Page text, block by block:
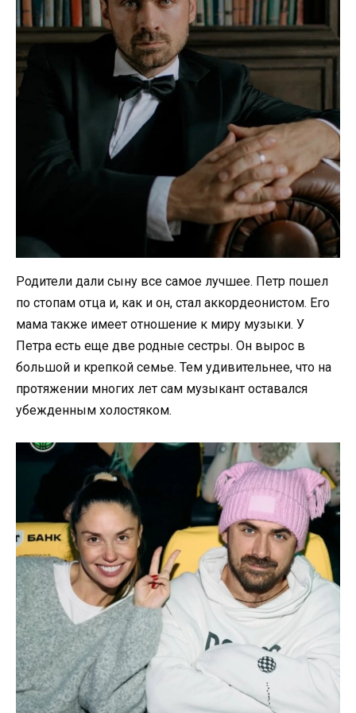
Родители дали сыну все самое лучшее. Петр пошел
по стопам отца и, как и он, стал аккордеонистом. Его
мама также имеет отношение к миру музыки. У
Петра есть еще две родные сестры. Он вырос в
большой и крепкой семье. Тем удивительнее, что на
протяжении многих лет сам музыкант оставался
убежденным холостяком.